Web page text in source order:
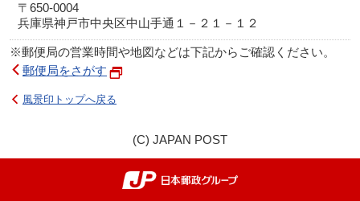
〒650-0004
兵庫県神戸市中央区中山手通１－２１－１２
※郵便局の営業時間や地図などは下記からご確認ください。
郵便局をさがす
風景印トップへ戻る
(C) JAPAN POST